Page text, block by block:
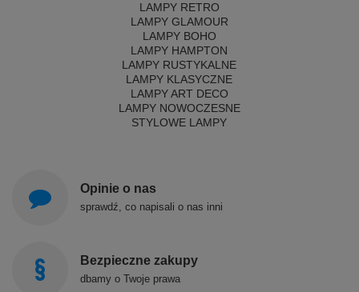
LAMPY RETRO
LAMPY GLAMOUR
LAMPY BOHO
LAMPY HAMPTON
LAMPY RUSTYKALNE
LAMPY KLASYCZNE
LAMPY ART DECO
LAMPY NOWOCZESNE
STYLOWE LAMPY
Opinie o nas
sprawdź, co napisali o nas inni
Bezpieczne zakupy
dbamy o Twoje prawa